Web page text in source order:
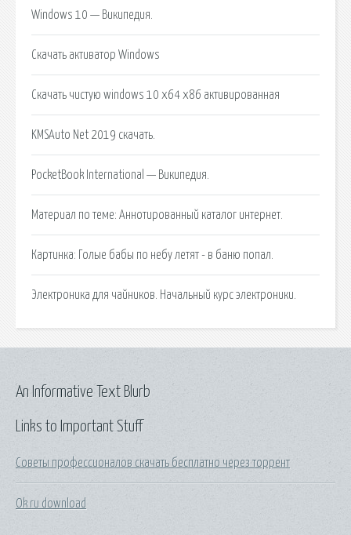
Windows 10 — Википедия.
Скачать активатор Windows
Скачать чистую windows 10 x64 x86 активированная
KMSAuto Net 2019 скачать.
PocketBook International — Википедия.
Материал по теме: Аннотированный каталог интернет.
Картинка: Голые бабы по небу летят - в баню попал.
Электроника для чайников. Начальный курс электроники.
Links to Important Stuff
Советы профессионалов скачать бесплатно через торрент
Ok ru download
An Informative Text Blurb